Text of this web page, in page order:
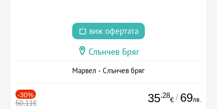
виж офертата
Слънчев Бряг
Марвел - Слънчев бряг
-30%
50.11€ 35.28
€ / 69лв.